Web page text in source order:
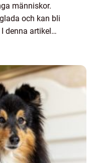
människor.
och kan bli
denna artikel